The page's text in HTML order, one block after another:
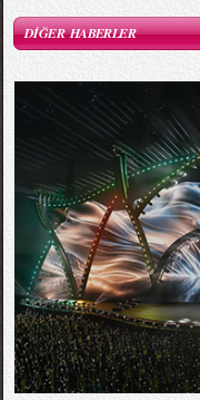
DİĞER HABERLER